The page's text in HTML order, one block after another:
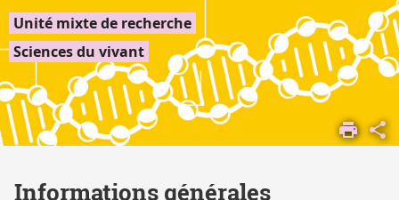
Unité mixte de recherche
Sciences du vivant
ACCUEIL
DÉCOUVRIR
RECHERCHE
Informations générales